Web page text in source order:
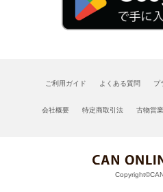
ご利用ガイド よくある質問 プ
会社概要 特定商取引法 古物営